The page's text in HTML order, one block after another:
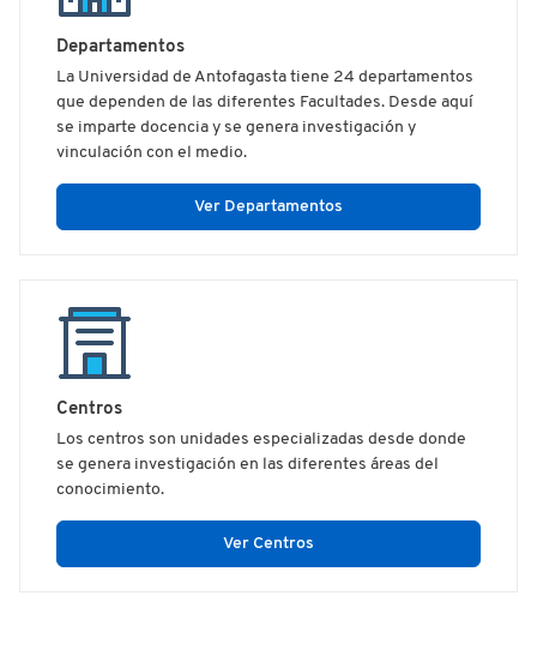
Departamentos
La Universidad de Antofagasta tiene 24 departamentos
que dependen de las diferentes Facultades. Desde aquí
se imparte docencia y se genera investigación y
vinculación con el medio.
Ver Departamentos
Centros
Los centros son unidades especializadas desde donde
se genera investigación en las diferentes áreas del
conocimiento.
Ver Centros